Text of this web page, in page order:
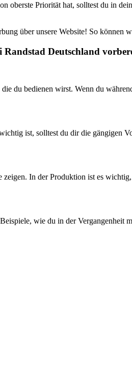
oberste Priorität hat, solltest du in
über unsere Website! So können
Randstad Deutschland
du bedienen wirst. Wenn du
ist, solltest du dir die gängigen
In der Produktion ist es
wie du in der